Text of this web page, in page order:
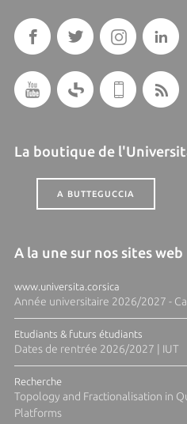
La boutique de
A BUTTEGUCCIA
A la une sur nos sites web
www.universita.corsica
Année universitaire 2026/2027 -
Etudiants & futurs étudiants
Dates de rentrée 2026/2027 | IUT
Recherche
Topology and Fractionalisation in
Platforms